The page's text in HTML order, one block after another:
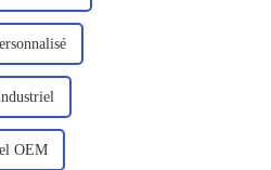
OEM